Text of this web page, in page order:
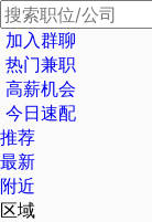
加入群聊
热门兼职
高薪机会
今日速配
推荐
最新
附近
区域